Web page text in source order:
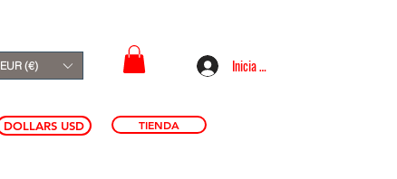
EUR (€) Inicia sesión
DOLLARS USD TIENDA